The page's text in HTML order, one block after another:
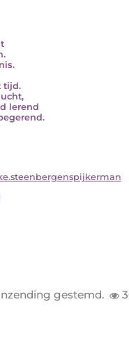
tijd.
lerend
gestemd.